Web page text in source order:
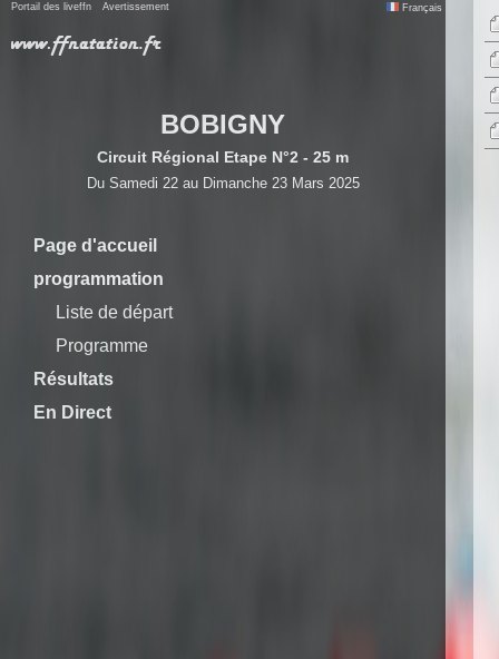
Portail des liveffn Avertissement Français
BOBIGNY
Circuit Régional Etape N°2 - 25 m
Du Samedi 22 au Dimanche 23 Mars 2025
Page d'accueil
programmation
Liste de départ
Programme
Résultats
En Direct